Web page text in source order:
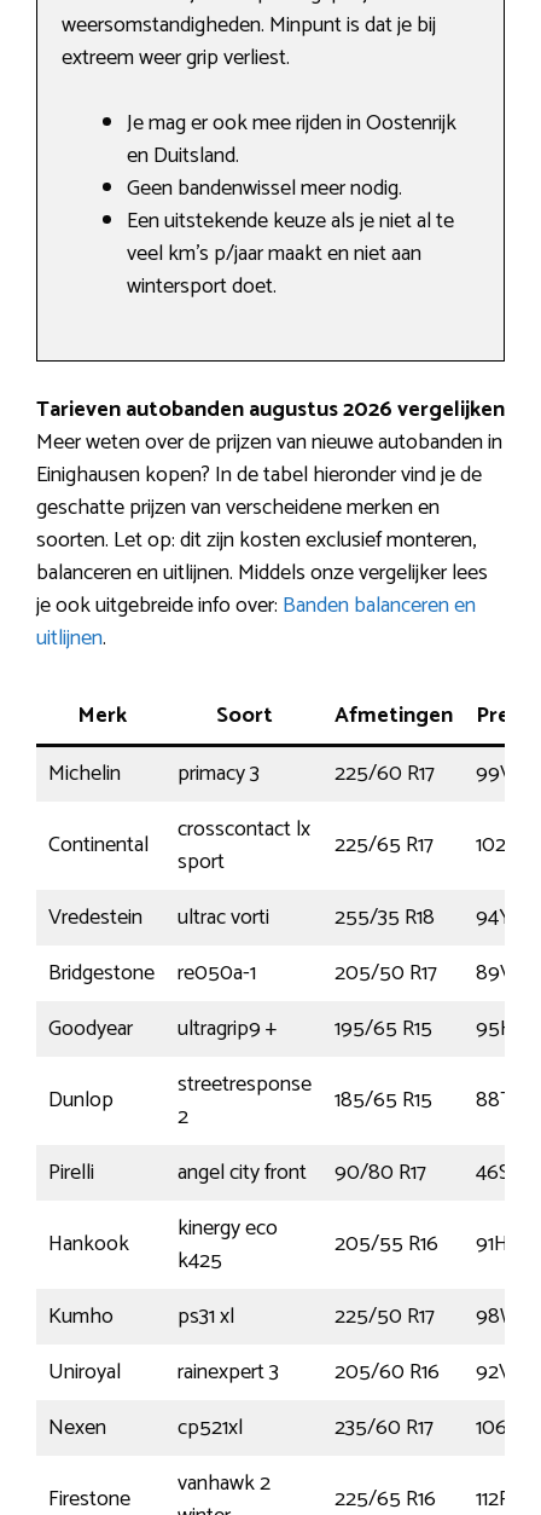
weersomstandigheden. Minpunt is dat je bij
extreem weer grip verliest.
Je mag er ook mee rijden in Oostenrijk
en Duitsland.
Geen bandenwissel meer nodig.
Een uitstekende keuze als je niet al te
veel km’s p/jaar maakt en niet aan
wintersport doet.
Tarieven autobanden augustus 2026 vergelijken
Meer weten over de prijzen van nieuwe autobanden in
Einighausen kopen? In de tabel hieronder vind je de
geschatte prijzen van verscheidene merken en
soorten. Let op: dit zijn kosten exclusief monteren,
balanceren en uitlijnen. Middels onze vergelijker lees
je ook uitgebreide info over: Banden balanceren en
uitlijnen.
Merk Soort Afmetingen
Michelin
primacy 3 225/60 R17
99V
Continental
crosscontact lx
sport
225/65 R17
102H
Vredestein
ultrac vorti 255/35 R18
94Y
Bridgestone
re050a-1 205/50 R17
89V
Goodyear
ultragrip9 + 195/65 R15
95H
Dunlop
streetresponse
2
185/65 R15
88T
Pirelli
angel city front 90/80 R17
46S
Hankook
kinergy eco
k425
205/55 R16
91H
Kumho
ps31 xl 225/50 R17
98W
Uniroyal
rainexpert 3 205/60 R16
92V
Nexen
cp521xl 235/60 R17
106H
Firestone
vanhawk 2
225/65 R16
112R